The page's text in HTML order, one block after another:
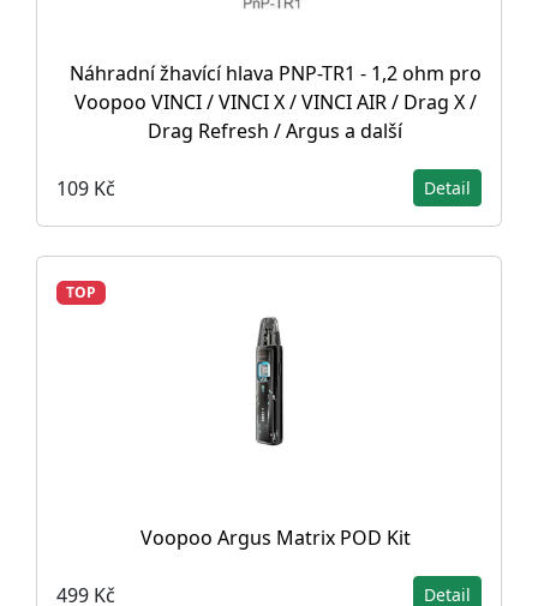
Náhradní žhavící hlava PNP-TR1 - 1,2 ohm pro
Voopoo VINCI / VINCI X / VINCI AIR / Drag X /
Drag Refresh / Argus a další
109 Kč Detail
TOP
Voopoo Argus Matrix POD Kit
499 Kč Detail